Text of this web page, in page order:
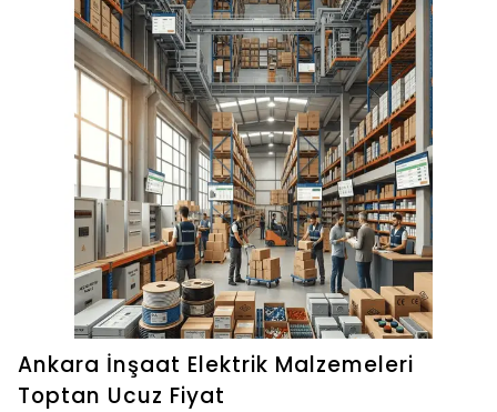
Ankara İnşaat Elektrik Malzemeleri
Toptan Ucuz Fiyat